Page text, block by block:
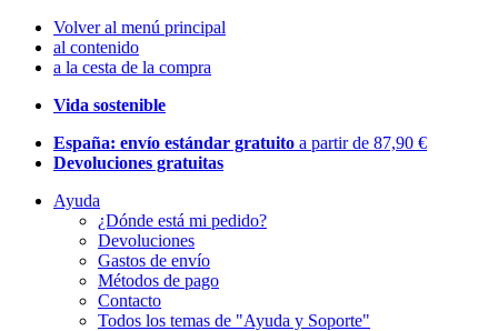
Volver al menú principal
al contenido
a la cesta de la compra
Vida sostenible
España: envío estándar gratuito a partir de 87,90 €
Devoluciones gratuitas
Ayuda
¿Dónde está mi pedido?
Devoluciones
Gastos de envío
Métodos de pago
Contacto
Todos los temas de "Ayuda y Soporte"